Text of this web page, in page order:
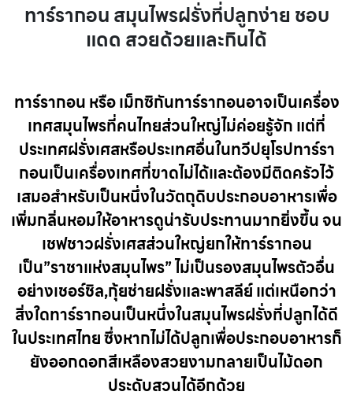
ทาร์รากอน สมุนไพรฝรั่งที่ปลูกง่าย ชอบ
แดด สวยด้วยและกินได้
ทาร์รากอนหรือเม็กซิกันทาร์รากอนอาจเป็นเครื่อง
เทศสมุนไพรที่คนไทยส่วนใหญ่ไม่ค่อยรู้จัก แต่ที่
ประเทศฝรั่งเศสหรือประเทศอื่นในทวีปยุโรปทาร์รา
กอนเป็นเครื่องเทศที่ขาดไม่ได้และต้องมีติดครัวไว้
เสมอสำหรับเป็นหนึ่งในวัตถุดิบประกอบอาหารเพื่อ
เพิ่มกลิ่นหอมให้อาหารดูน่ารับประทานมากยิ่งขึ้น จน
เชฟชาวฝรั่งเศสส่วนใหญ่ยกให้ทาร์รากอน
เป็น”ราชาแห่งสมุนไพร” ไม่เป็นรองสมุนไพรตัวอื่น
อย่างเชอร์ชิล,กุ้ยช่ายฝรั่งและพาสลีย์ แต่เหนือกว่า
สิ่งใดทาร์รากอนเป็นหนึ่งในสมุนไพรฝรั่งที่ปลูกได้ดี
ในประเทศไทย ซึ่งหากไม่ได้ปลูกเพื่อประกอบอาหารก็
ยังออกดอกสีเหลืองสวยงามกลายเป็นไม้ดอก
ประดับสวนได้อีกด้วย